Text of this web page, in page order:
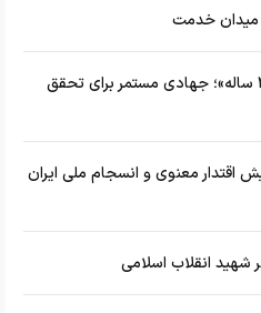
میدان خدمت
راهبرد واحد ائمه در «انسان ۲۵۰ ساله»؛ جهادی مستمر برای تحقق
اقتدار معنوی و انسجام ملی ایران
شهید انقلاب اسلامی